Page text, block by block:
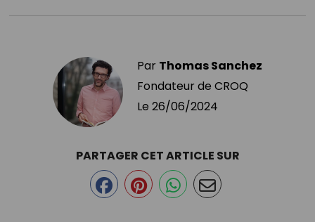
Par Thomas Sanchez
Fondateur de CROQ
Le 26/06/2024
PARTAGER CET ARTICLE SUR